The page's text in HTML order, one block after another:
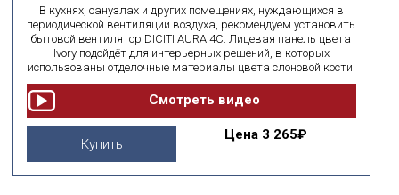
В кухнях, санузлах и других помещениях, нуждающихся в
периодической вентиляции воздуха, рекомендуем установить
бытовой вентилятор DICITI AURA 4C. Лицевая панель цвета
Ivory подойдёт для интерьерных решений, в которых
использованы отделочные материалы цвета слоновой кости.
Купить
Цена 3 265₽